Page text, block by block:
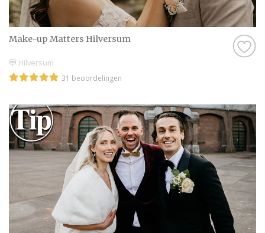
Make-up Matters Hilversum
Hilversum
31 beoordelingen